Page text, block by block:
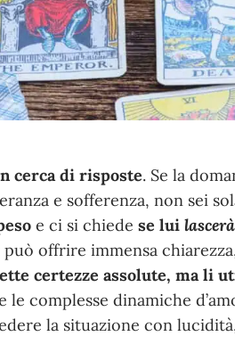
cerca di risposte. Se la
e sofferenza, non sei
e ci si chiedese lui
può offrire immensa
certezze assolute, ma li
le complesse dinamiche
la situazione con lucidità